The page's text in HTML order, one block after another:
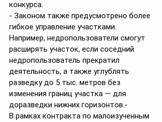
конкурса.
- Законом также предусмотрено более
гибкое управление участками.
Например, недропользователи смогут
расширять участок, если соседний
недропользователь прекратил
деятельность, а также углублять
разведку до 5 тыс. метров без
изменения границ участка — для
доразведки нижних горизонтов.-
В рамках контракта по малоизученным